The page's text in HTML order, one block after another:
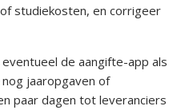
studiekosten, en corrigeer
de aangifte-app als
jaaropgaven of
paar dagen tot leveranciers